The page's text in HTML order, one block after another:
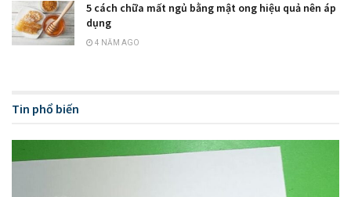
5 cách chữa mất ngủ bằng mật ong hiệu quả nên áp
dụng
4 NĂM AGO
Tin phổ biến